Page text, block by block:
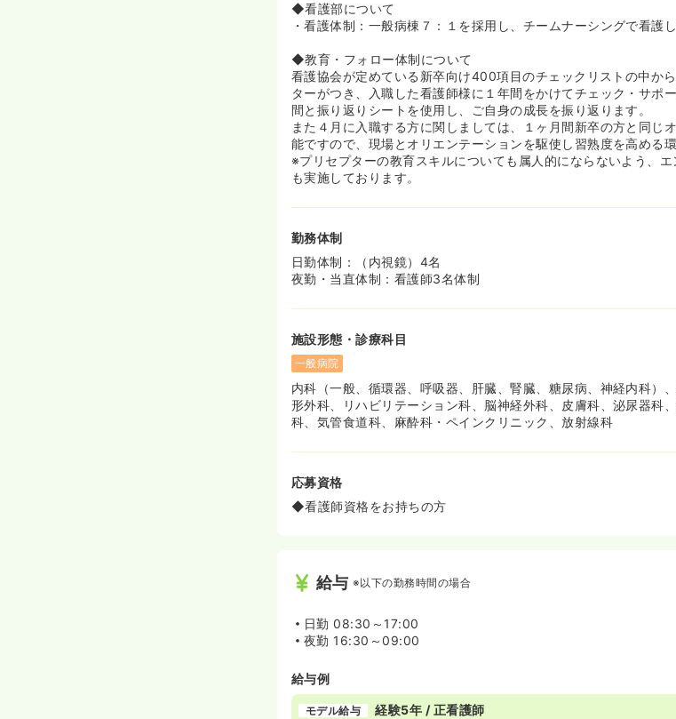
◆看護部について
・看護体制：一般病棟７：１を採用し、チームナーシングで看護
◆教育・フォロー体制について
看護協会が定めている新卒向け400項目のチェックリストの中か
ターがつき、入職した看護師様に１年間をかけてチェック・サポ
間と振り返りシートを使用し、ご自身の成長を振り返ります。
また４月に入職する方に関しましては、１ヶ月間新卒の方と同じ
能ですので、現場とオリエンテーションを駆使し習熟度を高める環
※プリセプターの教育スキルについても属人的にならないよう、
も実施しております。
勤務体制
日勤体制：（内視鏡）4名
夜勤・当直体制：看護師3名体制
施設形態・診療科目
一般病院
内科（一般、循環器、呼吸器、肝臓、腎臓、糖尿病、神経内科）
形外科、リハビリテーション科、脳神経外科、皮膚科、泌尿器科
科、気管食道科、麻酔科・ペインクリニック、放射線科
応募資格
◆看護師資格をお持ちの方
給与 ※以下の勤務時間の場合
日勤 08:30～17:00
夜勤 16:30～09:00
給与例
モデル給与 経験5年 / 正看護師